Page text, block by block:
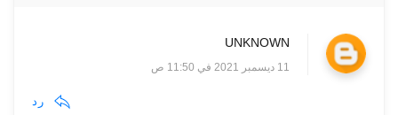
UNKNOWN
11 ديسمبر 2021 في 11:50 ص
رد